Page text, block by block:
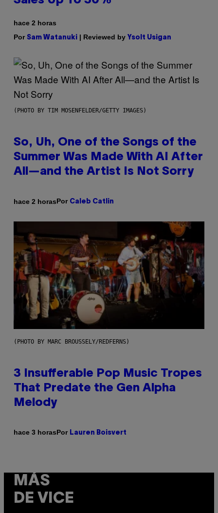
hace 2 horas
Por Sam Watanuki | Reviewed by Ysolt Usigan
(PHOTO BY TIM MOSENFELDER/GETTY IMAGES)
So, Uh, One of the Songs of the
Summer Was Made With AI After
All—and the Artist Is Not Sorry
hace 2 horasPor Caleb Catlin
(PHOTO BY MARC BROUSSELY/REDFERNS)
3 Insufferable Pop Music Tropes
That Predate the Gen Alpha
Melody
hace 3 horasPor Lauren Boisvert
MÁS
DE VICE